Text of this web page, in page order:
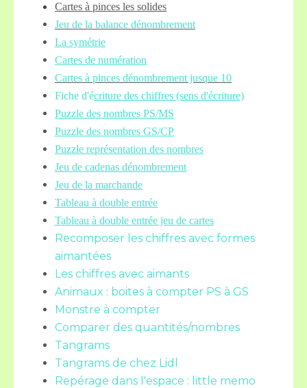
Cartes à pinces les solides
Jeu de la balance dénombrement
La symétrie
Cartes de numération
Cartes à pinces dénombrement jusque 10
Fiche d'écriture des chiffres (sens d'écriture)
Puzzle des nombres PS/MS
Puzzle des nombres GS/CP
Puzzle représentation des nombres
Jeu de cadenas dénombrement
Jeu de la marchande
Tableau à double entrée
Tableau à double entrée jeu de cartes
Recomposer les chiffres avec formes
aimantées
Les chiffres avec aimants
Animaux : boites à compter PS à GS
Monstre à compter
Comparer des quantités/nombres
Tangrams
Tangrams de chez Lidl
Repérage dans l'espace : little memo